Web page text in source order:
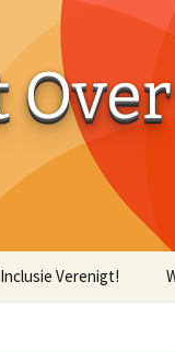
Inclusie Verenigt!